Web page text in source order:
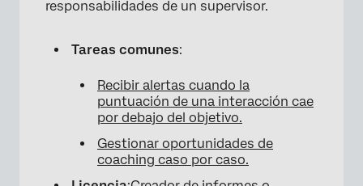
responsabilidades de un supervisor.
Tareas comunes:
Recibir alertas cuando la
puntuación de una interacción cae
por debajo del objetivo.
Gestionar oportunidades de
coaching caso por caso.